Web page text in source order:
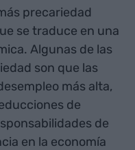
precariedad
se traduce en una
Algunas de las
son que las
más alta,
de
de
en la economía